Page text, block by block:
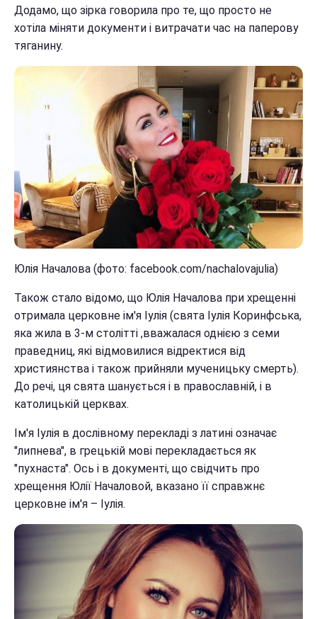
Додамо, що зірка говорила про те, що просто не
хотіла міняти документи і витрачати час на паперову
тяганину.
Юлія Началова (фото: facebook.com/nachalovajulia)
Також стало відомо, що Юлія Началова при хрещенні
отримала церковне ім'я Іулія (свята Іулія Коринфська,
яка жила в 3-м столітті ,вважалася однією з семи
праведниц, які відмовилися відректися від
християнства і також прийняли мученицьку смерть).
До речі, ця свята шанується і в православній, і в
католицькій церквах.
Ім'я Іулія в дослівному перекладі з латині означає
"липнева", в грецькій мові перекладається як
"пухнаста". Ось і в документі, що свідчить про
хрещення Юлії Началовой, вказано її справжнє
церковне ім'я – Іулія.